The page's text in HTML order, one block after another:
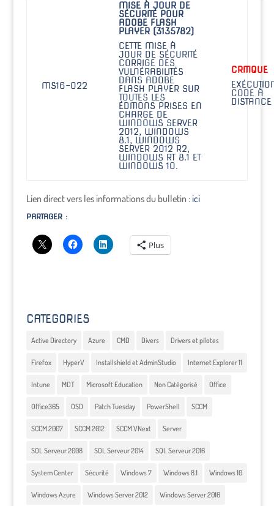
MS16-022
MISE À JOUR DE
SÉCURITÉ POUR
ADOBE FLASH
PLAYER (3135782)
CETTE MISE À
JOUR DE SÉCURITÉ
CORRIGE DES
VULNÉRABILITÉS
DANS ADOBE
FLASH PLAYER SUR
TOUTES LES
ÉDITIONS PRISES EN
CHARGE DE
WINDOWS SERVER
2012, WINDOWS
8.1, WINDOWS
SERVER 2012 R2,
WINDOWS RT 8.1 ET
WINDOWS 10.
CRITIQUE
CODE À
DISTANCE
Lien direct vers les informations du bulletin :ici
PARTAGER :
Plus
CATEGORIES
Active Directory Azure CMD Divers Drivers et pilotes
Firefox HyperV Installshield et AdminStudio Internet Explorer 11
Intune MDT Microsoft Education Non Catégorisé Office
Office365 OSD Patch Tuesday PowerShell SCCM
SCCM 2007 SCCM 2012 SCCM VNext Server
SQL Serveur 2008 SQL Serveur 2014 SQL Serveur 2016
System Center Sécurité Windows 7 Windows 8.1 Windows 10
Windows Azure Windows Server 2012 Windows Server 2016